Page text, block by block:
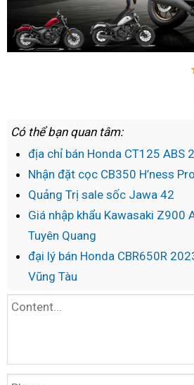
Có thể bạn quan tâm:
địa chỉ bán Honda CT125 ABS
Nhận đặt cọc CB350 H’ness
Quảng Trị sale sốc Jawa 42
Giá nhập khẩu Kawasaki Z900
Tuyên Quang
đại lý bán Honda CBR650R
Vũng Tàu